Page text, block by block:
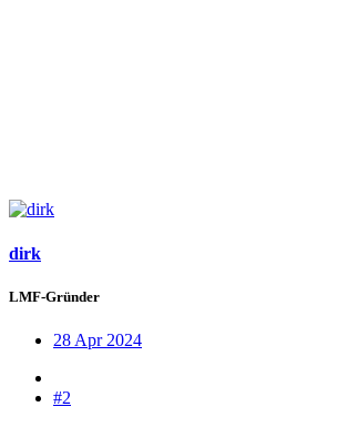
dirk
LMF-Gründer
28 Apr 2024
#2